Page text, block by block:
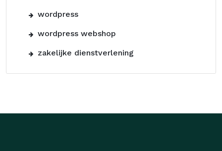
wordpress
wordpress webshop
zakelijke dienstverlening